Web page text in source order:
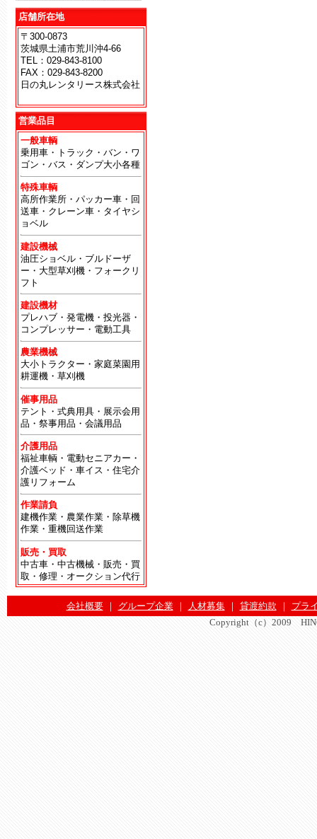
店舗所在地
〒300-0873
茨城県土浦市荒川沖4-66
TEL：029-843-8100
FAX：029-843-8200
日の丸レンタリース株式会社
営業品目
一般車輌
乗用車・トラック・バン・ワ
ゴン・バス・ダンプ大小各種
特殊車輌
高所作業所・パッカー車・回
送車・クレーン車・タイヤシ
ョベル
建設機械
油圧ショベル・ブルドーザ
ー・大型草刈機・フォークリ
フト
建設機材
プレハブ・発電機・投光器・
コンプレッサー・電動工具
農業機械
大小トラクター・家庭菜園用
耕運機・草刈機
催事用品
テント・式典用具・展示会用
品・祭事用品・会議用品
介護用品
福祉車輌・電動セニアカー・
介護ベッド・車イス・住宅介
護リフォーム
作業請負
建機作業・農業作業・除草機
作業・重機回送作業
販売・買取
中古車・中古機械・販売・買
取・修理・オークション代行
会社概要｜ グループ企業｜ 人材募集｜ 貸渡約款 ｜ プラ
Copyright（c）2009